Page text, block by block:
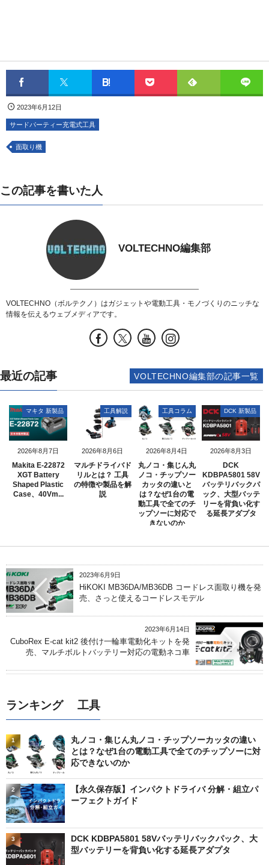
2023年6月12日
サードパーティー充電式工具
面取り機
この記事を書いた人
VOLTECHNO編集部
VOLTECHNO（ボルテクノ）はガジェットや電動工具・モノづくりのニッチな
情報を伝えるウェブメディアです。
最近の記事
2026年8月7日
マキタ 新製品
Makita E-22872
XGT Battery
Shaped Plastic
Case、40Vm...
2026年8月6日
工具解説
マルチドライバド
リルとは？ 工具
の特徴や製品を解
説
2026年8月4日
工具コラム
丸ノコ・集じん丸
ノコ・チップソー
カッタの違いと
は？なぜ1台の電
動工具で全てのチ
ップソーに対応で
きないのか
2026年8月3日
DCK 新製品
DCK
KDBPA5801 58V
バッテリバックパ
ック、大型バッテ
リーを背負い化す
る延長アダプタ
VOLTECHNO編集部の記事一覧
2023年6月9日
HiKOKI MB36DA/MB36DB コードレス面取り機を発
売、さっと使えるコードレスモデル
2023年6月14日
CuboRex E-cat kit2 後付け一輪車電動化キットを発
売、マルチボルトバッテリー対応の電動ネコ車
ランキング 工具
丸ノコ・集じん丸ノコ・チップソーカッタの違い
とは？なぜ1台の電動工具で全てのチップソーに対
応できないのか
1
【永久保存版】インパクトドライバ 分解・組立パ
ーフェクトガイド
2
DCK KDBPA5801 58Vバッテリバックパック、大
型バッテリーを背負い化する延長アダプタ
3